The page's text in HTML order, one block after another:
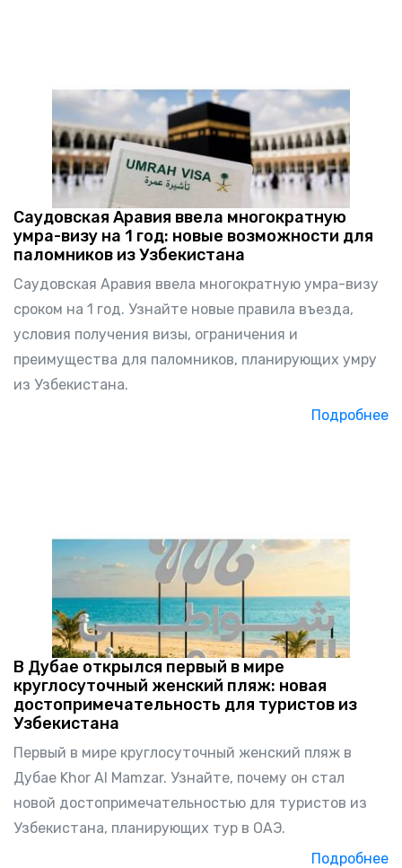
Саудовская Аравия ввела многократную
умра-визу на 1 год: новые возможности для
паломников из Узбекистана
Саудовская Аравия ввела многократную умра-визу
сроком на 1 год. Узнайте новые правила въезда,
условия получения визы, ограничения и
преимущества для паломников, планирующих умру
из Узбекистана.
Подробнее
В Дубае открылся первый в мире
круглосуточный женский пляж: новая
достопримечательность для туристов из
Узбекистана
Первый в мире круглосуточный женский пляж в
Дубае Khor Al Mamzar. Узнайте, почему он стал
новой достопримечательностью для туристов из
Узбекистана, планирующих тур в ОАЭ.
Подробнее